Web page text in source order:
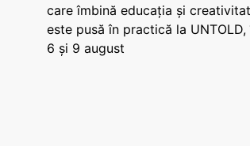
care îmbină educația și
este pusă în practică la
6 și 9 august